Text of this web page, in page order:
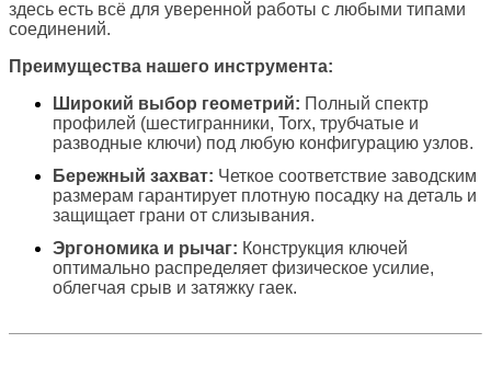
здесь есть всё для уверенной работы с любыми типами
соединений.
Преимущества нашего инструмента:
Широкий выбор геометрий: Полный спектр
профилей (шестигранники, Torx, трубчатые и
разводные ключи) под любую конфигурацию узлов.
Бережный захват: Четкое соответствие заводским
размерам гарантирует плотную посадку на деталь и
защищает грани от слизывания.
Эргономика и рычаг: Конструкция ключей
оптимально распределяет физическое усилие,
облегчая срыв и затяжку гаек.